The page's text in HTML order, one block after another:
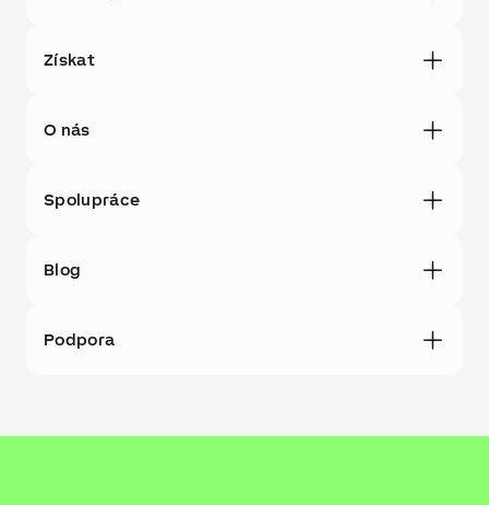
Získat
O nás
Spolupráce
Blog
Podpora